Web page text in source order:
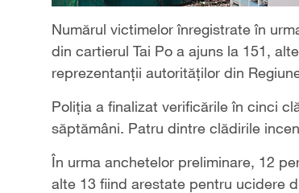
Numărul victimelor înregistrate în
din cartierul Tai Po a ajuns la 151,
reprezentanții autorităților din
Poliţia a finalizat verificările în cinci
săptămâni. Patru dintre clădirile
În urma anchetelor preliminare, 12
alte 13 fiind arestate pentru ucidere